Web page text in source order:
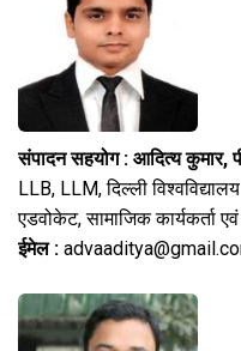
संपादन सहयोग : आदित्य कुमार,
LLB, LLM, दिल्ली विश्वविद्यालय
एडवोकेट, सामाजिक कार्यकर्ता एवं
ईमेल :